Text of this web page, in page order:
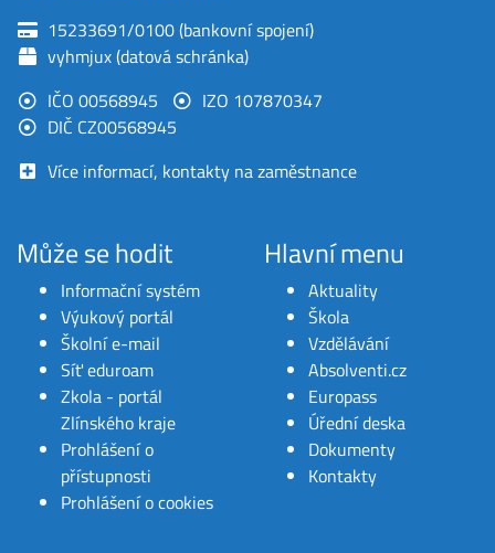
15233691/0100 (bankovní spojení)
vyhmjux (datová schránka)
IČO 00568945
IZO 107870347
DIČ CZ00568945
Více informací, kontakty na zaměstnance
Může se hodit
Informační systém
Výukový portál
Školní e-mail
Síť eduroam
Zkola - portál
Zlínského kraje
Prohlášení o
přístupnosti
Prohlášení o cookies
Hlavní menu
Aktuality
Škola
Vzdělávání
Absolventi.cz
Europass
Úřední deska
Dokumenty
Kontakty